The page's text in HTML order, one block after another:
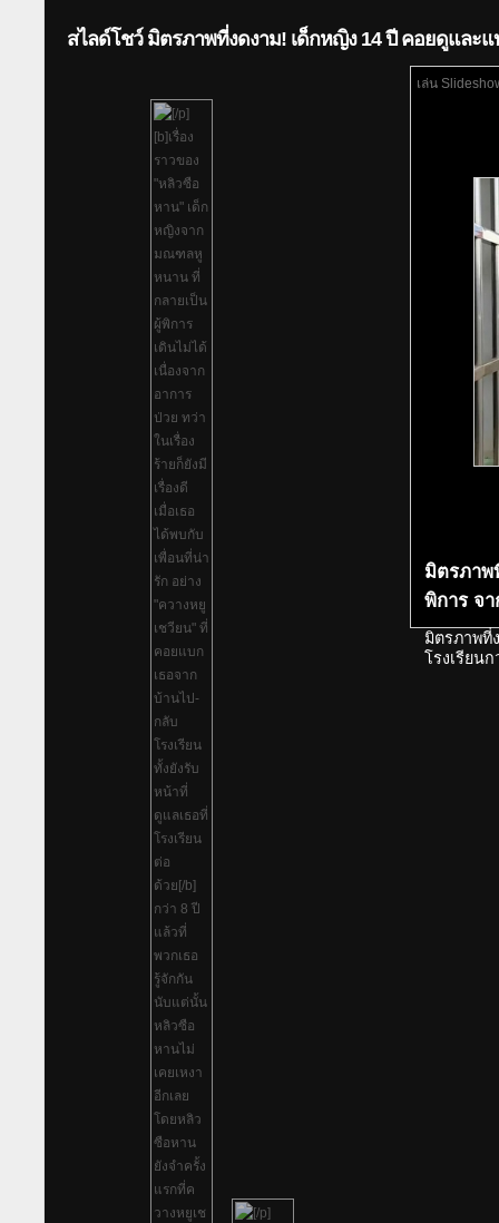
สไลด์โชว์ มิตรภาพที่งดงาม! เด็กหญิง 14 ปี คอยดูและ
เล่น
มิตรภาพ
พิการ จา
มิตรภาพที่
โรงเรียน